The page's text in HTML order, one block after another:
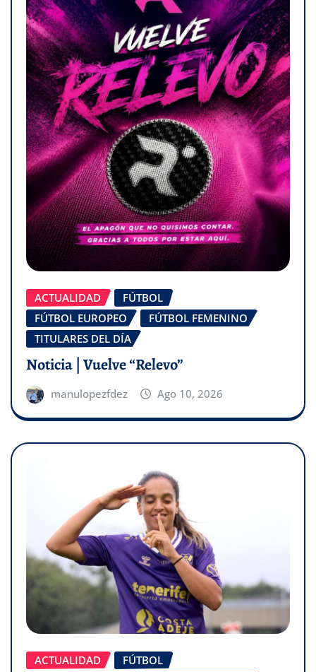
ACTUALIDAD
FÚTBOL
FÚTBOL EUROPEO
FÚTBOL FEMENINO
TITULARES DEL DÍA
Noticia | Vuelve “Relevo”
manulopezfdez Ago 10, 2026
ACTUALIDAD
FÚTBOL